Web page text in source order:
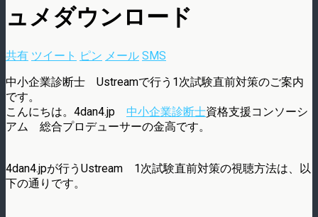
ュメダウンロード
共有 ツイート ピン メール SMS
中小企業診断士 Ustreamで行う1次試験直前対策のご案内
です。
こんにちは。4dan4.jp 中小企業診断士資格支援コンソーシ
アム 総合プロデューサーの金高です。
4dan4.jpが行うUstream 1次試験直前対策の視聴方法は、以
下の通りです。